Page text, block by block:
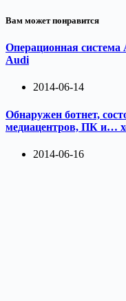
Вам может понравится
Операционная
Audi
2014-06-14
Обнаружен ботнет,
медиацентров, ПК и…
2014-06-16